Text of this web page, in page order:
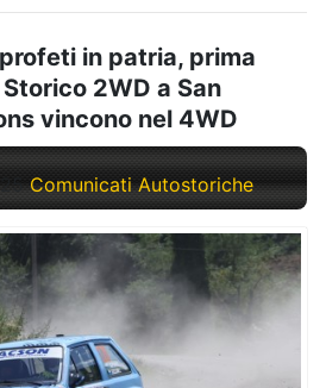
in patria, prima
2WD a San
vincono nel 4WD
Comunicati Autostoriche